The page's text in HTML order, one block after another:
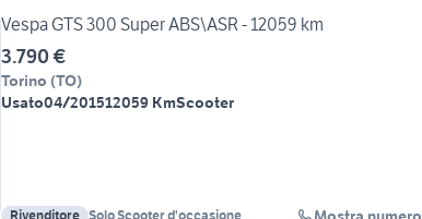
Vespa GTS 300 Super ABS\ASR - 12059 km
3.790 €
Torino (TO)
Usato04/201512059 KmScooter
Rivenditore Solo Scooter d'occasione